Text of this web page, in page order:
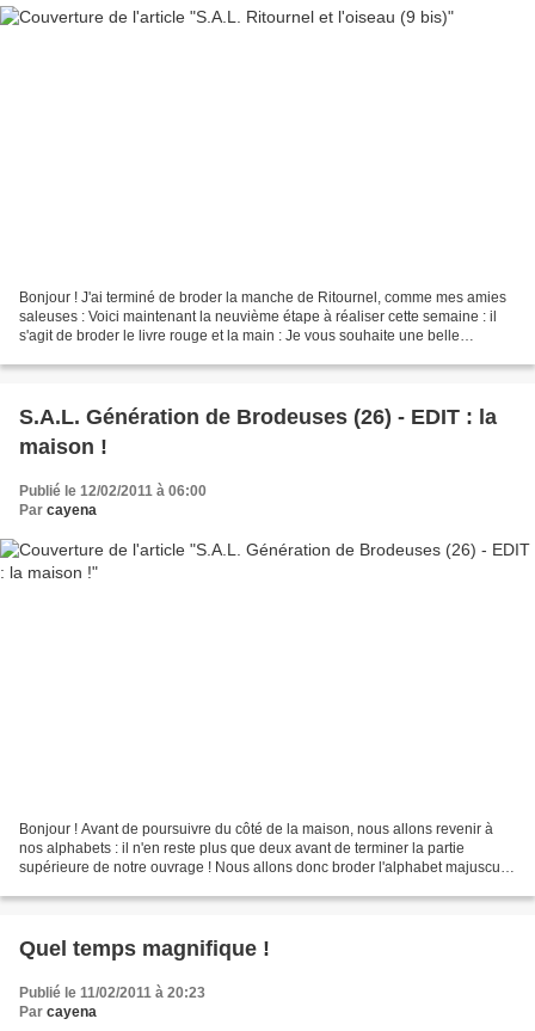
Bonjour ! J'ai terminé de broder la manche de Ritournel, comme mes amies
saleuses : Voici maintenant la neuvième étape à réaliser cette semaine : il
s'agit de broder le livre rouge et la main : Je vous souhaite une belle
S.A.L. Génération de Brodeuses (26) - EDIT : la
maison !
Publié le 12/02/2011 à 06:00
Par cayena
Bonjour ! Avant de poursuivre du côté de la maison, nous allons revenir à
nos alphabets : il n'en reste plus que deux avant de terminer la partie
supérieure de notre ouvrage ! Nous allons donc broder l'alphabet majuscule,
Quel temps magnifique !
Publié le 11/02/2011 à 20:23
Par cayena